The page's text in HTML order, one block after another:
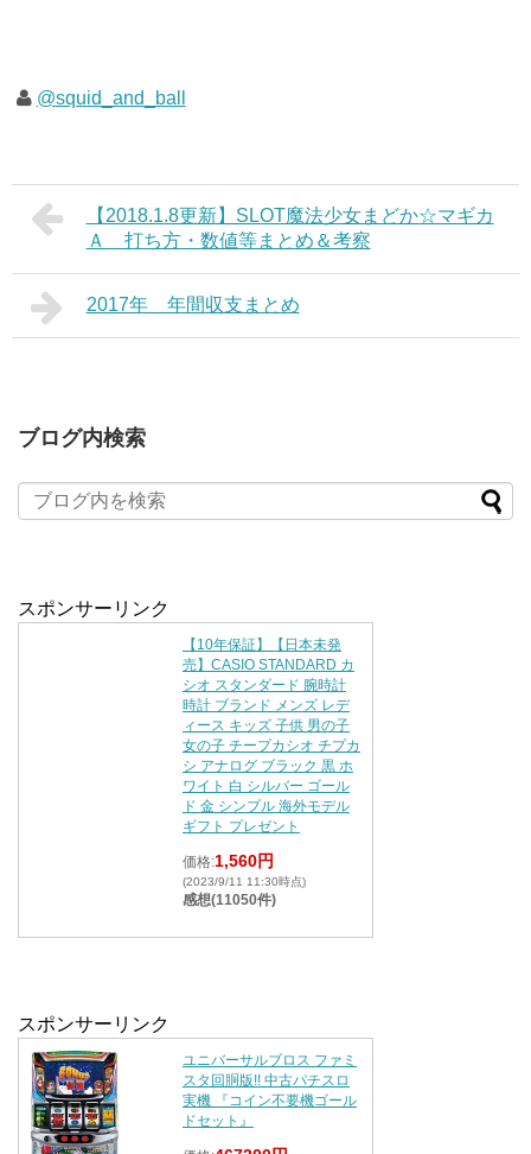
@squid_and_ball
【2018.1.8更新】SLOT魔法少女まどか☆マギカ
Ａ 打ち方・数値等まとめ＆考察
2017年 年間収支まとめ
ブログ内検索
スポンサーリンク
【10年保証】【日本未発
売】CASIO STANDARD カ
シオ スタンダード 腕時計
時計 ブランド メンズ レデ
ィース キッズ 子供 男の子
女の子 チープカシオ チプカ
シ アナログ ブラック 黒 ホ
ワイト 白 シルバー ゴール
ド 金 シンプル 海外モデル
ギフト プレゼント
価格:1,560円
(2023/9/11 11:30時点)
感想(11050件)
スポンサーリンク
ユニバーサルブロス ファミ
スタ回胴版!! 中古パチスロ
実機 『コイン不要機ゴール
ドセット』